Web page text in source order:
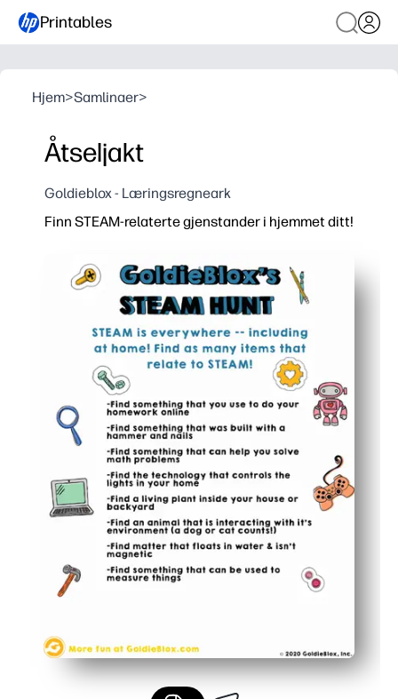
Printables
Hjem>Samlinaer>
Åtseljakt
Goldieblox - Læringsregneark
Finn STEAM-relaterte gjenstander i hjemmet ditt!
Du skriver bare ut og spiller - null forberedelse og
Du gjør hverdagslige gjenstander til praktisk
Barna dine holder seg aktive og fokuserte med en
Du kan tilpasse den for alle aldre - soloutfordringer,